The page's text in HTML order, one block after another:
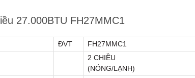
27.000BTU FH27MMC1
ĐVT FH27MMC1
2 CHIỀU
(NÓNG/LẠNH)